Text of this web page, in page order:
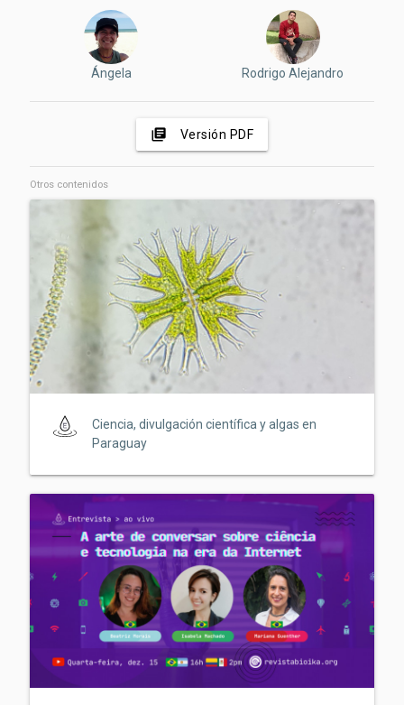
Ángela Rodrigo Alejandro
library_books Versión PDF
Otros contenidos
Ciencia, divulgación científica y algas en
Paraguay